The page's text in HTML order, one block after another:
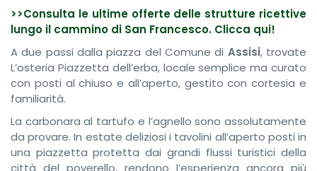
>>Consulta le ultime offerte delle strutture ricettive
lungo il cammino di San Francesco. Clicca qui!
A due passi dalla piazza del Comune di Assisi, trovate
L’osteria Piazzetta dell’erba, locale semplice ma curato
con posti al chiuso e all’aperto, gestito con cortesia e
familiarità.
La carbonara al tartufo e l’agnello sono assolutamente
da provare. In estate deliziosi i tavolini all’aperto posti in
una piazzetta protetta dai grandi flussi turistici della
città del poverello, rendono l’esperienza ancora più